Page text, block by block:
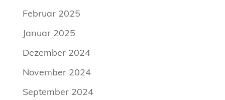
Februar 2025
Januar 2025
Dezember 2024
November 2024
September 2024